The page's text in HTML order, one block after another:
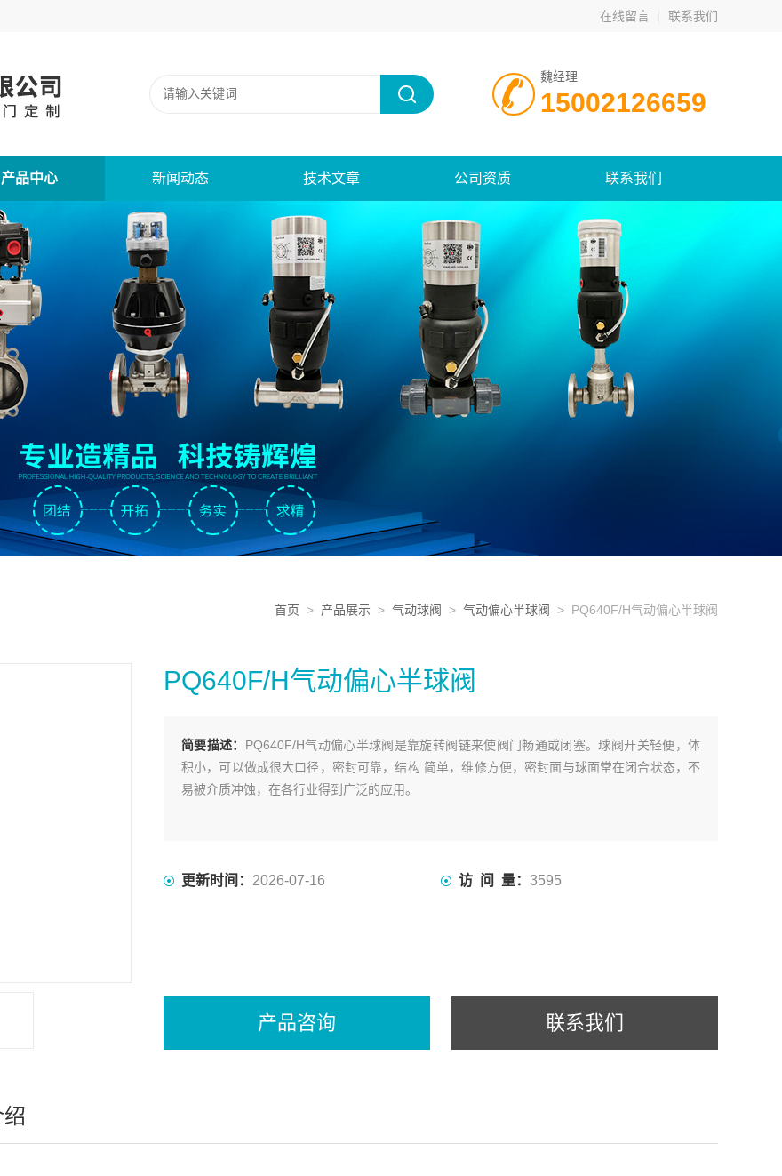
在线留言 联系我们
魏经理
15002126659
产品中心 新闻动态 技术文章 公司资质 联系我们
首页 > 产品展示 > 气动球阀 > 气动偏心半球阀 > PQ640F/H气动偏心半球阀
PQ640F/H气动偏心半球阀
简要描述： PQ640F/H气动偏心半球阀是靠旋转阀链来使阀门畅通或闭塞。球阀开关轻便，体
积小，可以做成很大口径，密封可靠，结构 简单，维修方便，密封面与球面常在闭合状态，不
易被介质冲蚀，在各行业得到广泛的应用。
更新时间： 2026-07-16 访 问 量： 3595
产品咨询 联系我们